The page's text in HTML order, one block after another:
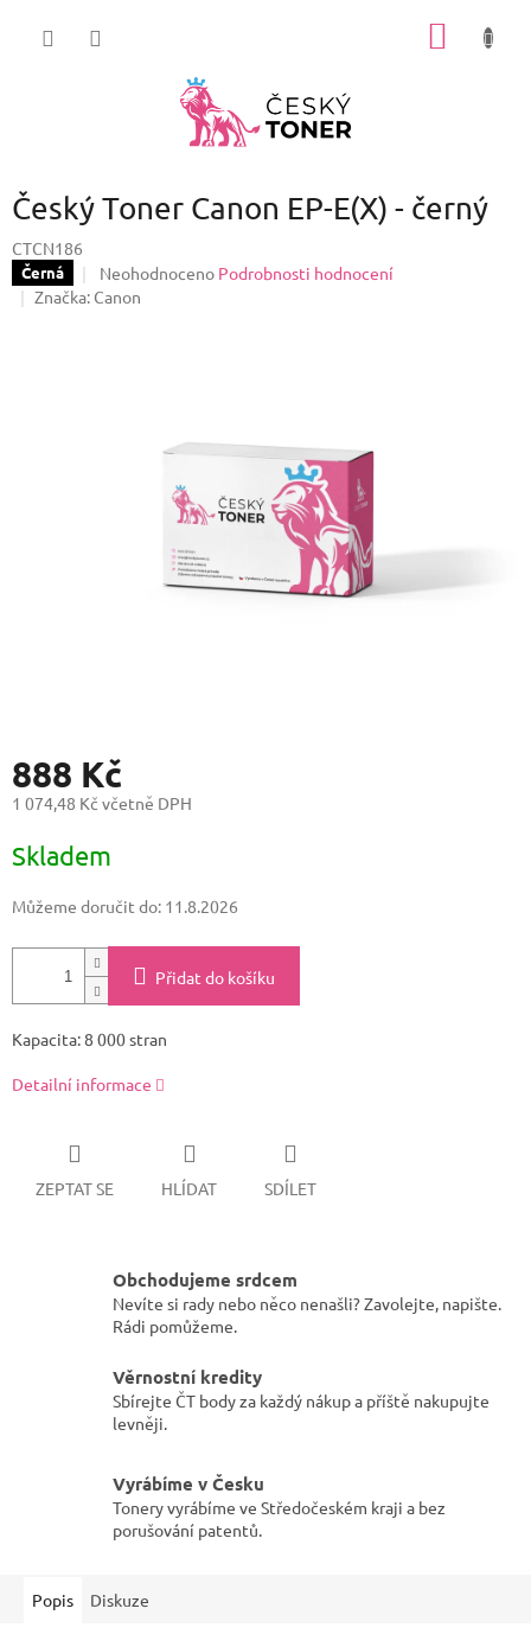
Český Toner Canon EP-E(X) - černý
CTCN186
Černá
Průměrné
hodnocení
Neohodnoceno Podrobnosti hodnocení
Značka: Canon
888 Kč
1 074,48 Kč včetně DPH
cena:
Skladem
Můžeme doručit do: 11.8.2026
Přidat do košíku
Kapacita: 8 000 stran
Detailní informace
ZEPTAT SE HLÍDAT SDÍLET
Obchodujeme srdcem
Nevíte si rady nebo něco nenašli? Zavolejte, napište.
Rádi pomůžeme.
Věrnostní kredity
Sbírejte ČT body za každý nákup a příště nakupujte
levněji.
Vyrábíme v Česku
Tonery vyrábíme ve Středočeském kraji a bez
porušování patentů.
Popis Diskuze